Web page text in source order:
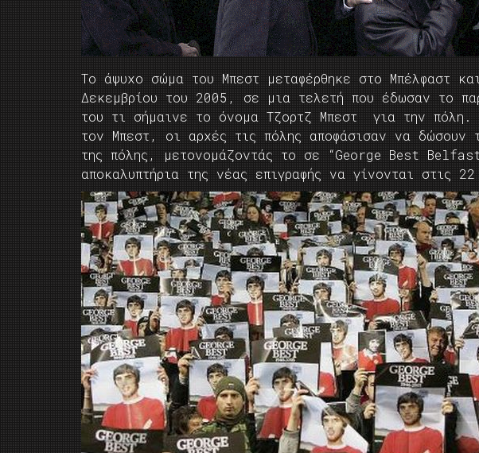
Το άψυχο σώμα του Μπεστ μεταφέρθηκε στο Μπέλφαστ
Δεκεμβρίου του 2005, σε μια τελετή που έδωσαν το
του τι σήμαινε το όνομα Τζορτζ Μπεστ για την πόλη.
τον Μπεστ, οι αρχές τις πόλης αποφάσισαν να δώσουν
της πόλης, μετονομάζοντάς το σε “George Best
αποκαλυπτήρια της νέας επιγραφής να γίνονται στις